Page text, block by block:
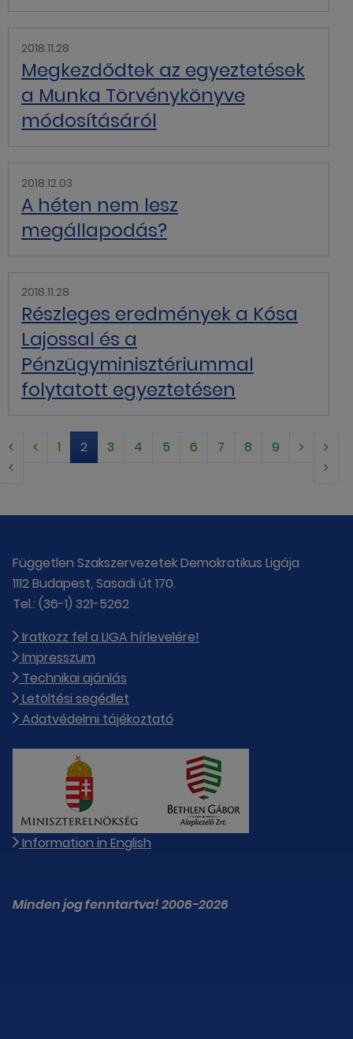
2018.11.28
Megkezdődtek az egyeztetések
a Munka Törvénykönyve
módosításáról
2018.12.03
A héten nem lesz
megállapodás?
2018.11.28
Részleges eredmények a Kósa
Lajossal és a
Pénzügyminisztériummal
folytatott egyeztetésen
1 2 3 4 5 6 7 8 9
Független Szakszervezetek Demokratikus Ligája
1112 Budapest, Sasadi út 170.
Tel.: (36-1) 321-5262
Iratkozz fel a LIGA hírlevelére!
Impresszum
Technikai ajánlás
Letöltési segédlet
Adatvédelmi tájékoztató
Information in English
Minden jog fenntartva! 2006-2026